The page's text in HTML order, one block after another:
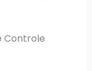
Controle